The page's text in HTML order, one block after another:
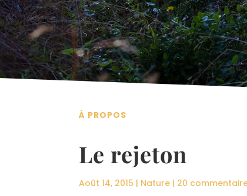
À PROPOS
Le rejeton
Août 14, 2015 | Nature | 20